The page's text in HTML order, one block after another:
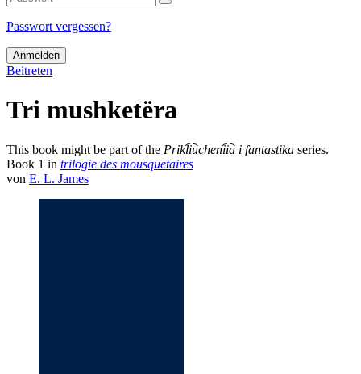
Passwort vergessen?
Anmelden
Beitreten
Tri mushketëra
This book might be part of the Prikl︠i︡ucheni︠i︡a i fantastika series.
Book 1 in trilogie des mousquetaires
von E. L. James